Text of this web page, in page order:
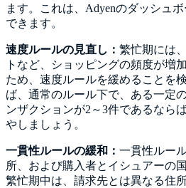
ます。これは、Adyenのダッシュ
できます。
速度ルールの見直し： 繁忙期には
トなど、ショッピングの頻度が増
ため、速度ルールを緩めることを
ば、通常のルール下で、ある一定
ンザクションが2～3件であるなら
やしましょう。
一貫性ルールの緩和： 一貫性ルー
所、および購入者とイシュアーの
繁忙期中は、請求先とは異なる住